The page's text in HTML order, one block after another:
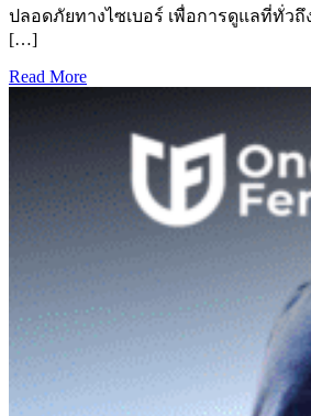
ปลอดภัยทางไซเบอร์ เพื่อการดูแลที่ทั่ว
[…]
Read More